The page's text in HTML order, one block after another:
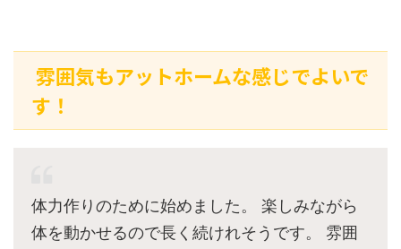
雰囲気もアットホームな感じでよいで
す！
体力作りのために始めました。 楽しみながら
体を動かせるので長く続けれそうです。 雰囲